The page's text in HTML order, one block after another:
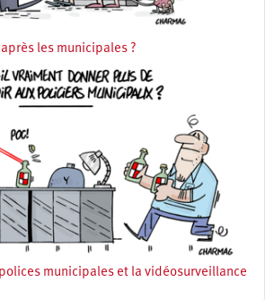
les municipales ?
municipales et la vidéosurveillance